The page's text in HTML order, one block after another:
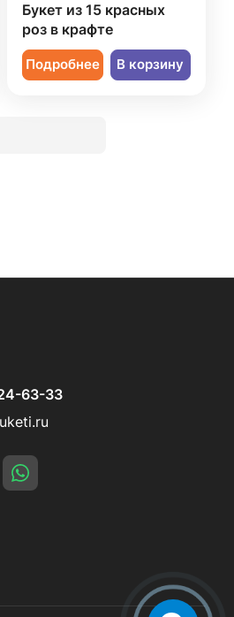
Букет из 15 красных
роз в крафте
Подробнее В корзину
63-33